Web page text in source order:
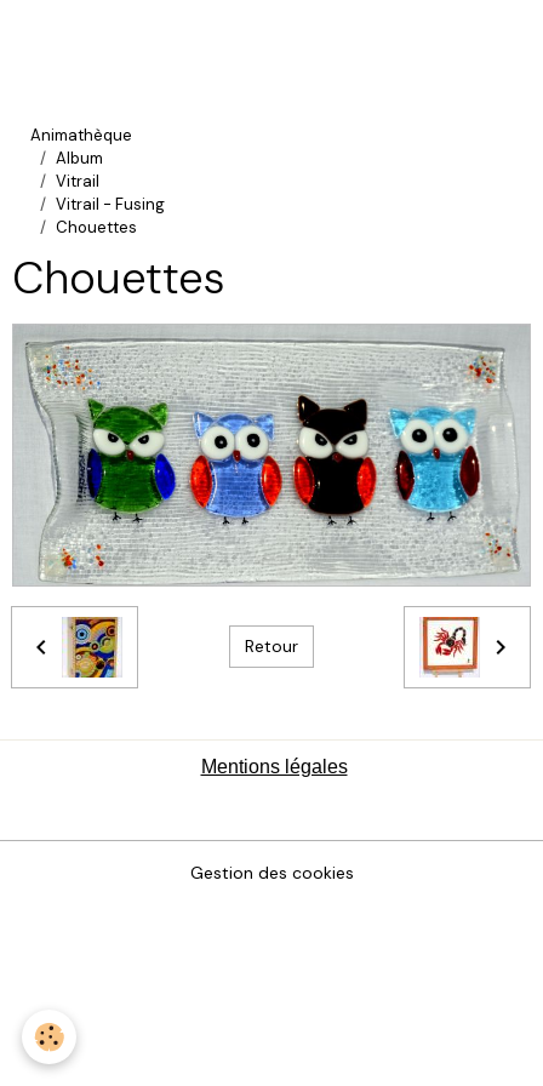
Animathèque
Album
Vitrail
Vitrail - Fusing
Chouettes
Chouettes
Retour
Mentions légales
Gestion des cookies